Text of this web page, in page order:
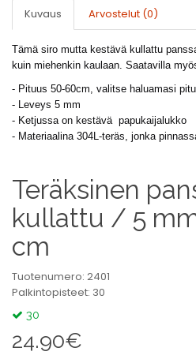
Kuvaus Arvostelut (0)
Tämä siro mutta kestävä kullattu
kuin miehenkin kaulaan. Saatavilla
- Pituus 50-60cm, valitse haluamasi
- Leveys 5 mm
- Ketjussa on kestävä papukaijalukko
- Materiaalina 304L-teräs, jonka
Teräksinen
kullattu / 5
cm
Tuotenumero: 2401
Palkintopisteet: 30
30
24.90€